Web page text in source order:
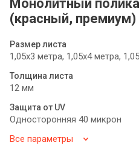
Монолитный
(красный, премиум)
Размер листа
1,05х3 метра, 1,05х4 метра,
Толщина листа
12 мм
Защита от UV
Односторонняя 40 микрон
Все параметры